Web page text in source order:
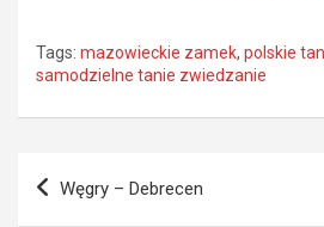
Tags: mazowieckie zamek, polskie
samodzielne tanie zwiedzanie
Nawigacja
wpisu
Węgry – Debrecen